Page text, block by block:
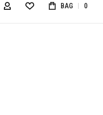
ACCOUNT BAG 0